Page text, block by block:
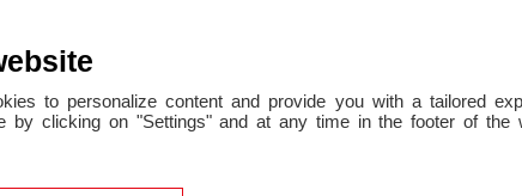
de Bon en Chablais , à
et école, nous vous
et bien située.
to personalize content and provide you with a tailored
by clicking on "Settings" and at any time in the footer of the